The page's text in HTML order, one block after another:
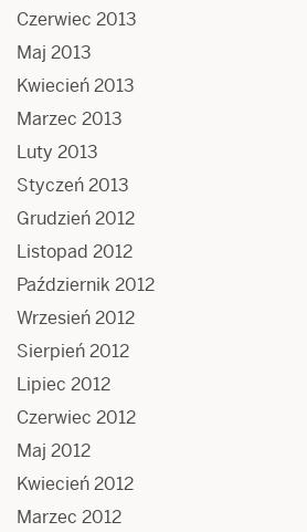
Czerwiec 2013
Maj 2013
Kwiecień 2013
Marzec 2013
Luty 2013
Styczeń 2013
Grudzień 2012
Listopad 2012
Październik 2012
Wrzesień 2012
Sierpień 2012
Lipiec 2012
Czerwiec 2012
Maj 2012
Kwiecień 2012
Marzec 2012